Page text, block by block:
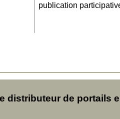
publication
distributeur de portails